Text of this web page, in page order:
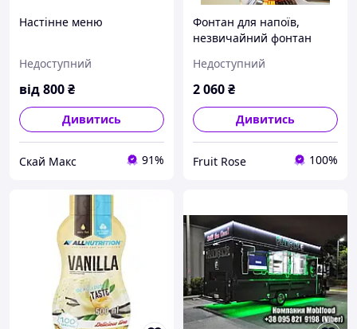
Настінне меню
Недоступний
від800₴
Дивитись
Скай Макс 91%
Фонтан для напоїв,
незвичайний фонтан
Недоступний
2 060₴
Дивитись
Fruit Rose 100%